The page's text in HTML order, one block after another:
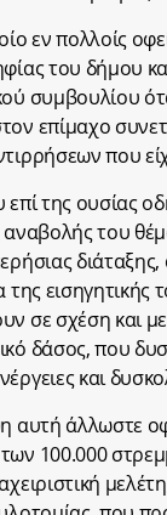
εν πολλοίς
του δήμου
συμβουλίου
επίμαχο
που
επί της ουσίας
αναβολής του
της
σε σχέση και με
δάσος, που
και
αυτή άλλωστε
100.000